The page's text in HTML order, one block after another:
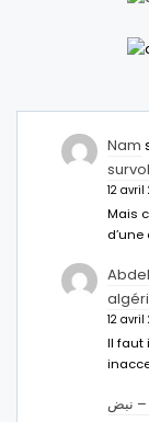
Nam
12 avril
Mais
12 avril
Il faut
– نبض